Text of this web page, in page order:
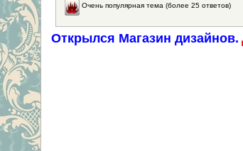
Очень популярная тема (более 25 ответов)
Открылся Магазин дизайнов.